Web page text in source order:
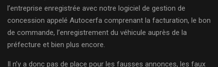
l’entreprise enregistrée avec notre logiciel de gestion de
concession appelé Autocerfa comprenant la facturation, le bon
de commande, l’enregistrement du véhicule auprès de la
préfecture et bien plus encore.
Il n’y a donc pas de place pour les fausses annonces, les faux